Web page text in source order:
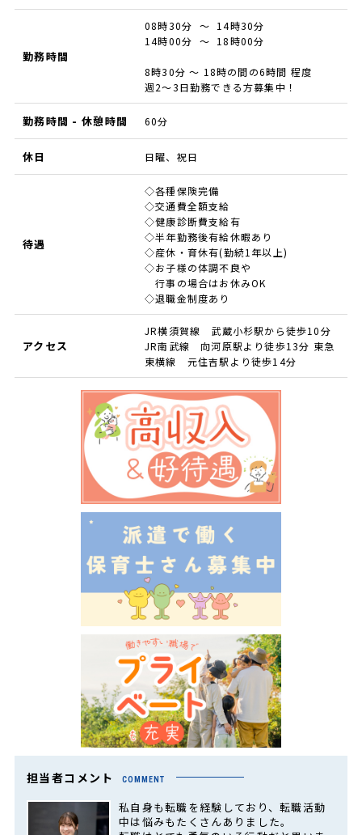
勤務時間
08時30分 ～ 14時30分
14時00分 ～ 18時00分
8時30分 ～ 18時の間の6時間 程度
週2～3日勤務できる方募集中！
勤務時間 - 休憩時間 60分
休日 日曜、祝日
待遇
◇各種保険完備
◇交通費全額支給
◇健康診断費支給有
◇半年勤務後有給休暇あり
◇産休・育休有(勤続1年以上)
◇お子様の体調不良や
行事の場合はお休みOK
◇退職金制度あり
アクセス
JR横須賀線 武蔵小杉駅から徒歩10分
JR南武線 向河原駅より徒歩13分 東急
東横線 元住吉駅より徒歩14分
担当者コメント COMMENT
私自身も転職を経験しており、転職活動
中は悩みもたくさんありました。